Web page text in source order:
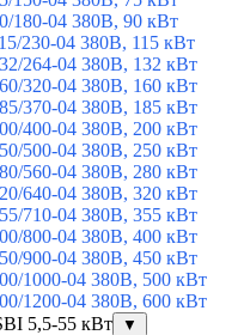
180-04 380В, 90 кВт
230-04 380В, 115 кВт
264-04 380В, 132 кВт
320-04 380В, 160 кВт
370-04 380В, 185 кВт
400-04 380В, 200 кВт
500-04 380В, 250 кВт
560-04 380В, 280 кВт
640-04 380В, 320 кВт
710-04 380В, 355 кВт
800-04 380В, 400 кВт
900-04 380В, 450 кВт
1000-04 380В, 500 кВт
1200-04 380В, 600 кВт
5,5-55 кВт
▼